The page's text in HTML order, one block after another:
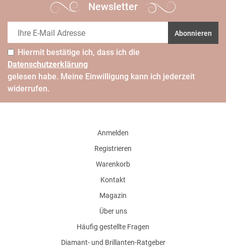
Newsletter
Abonnieren
Hiermit bestätige ich, dass ich die
Daten­schutz­erklärung
gelesen habe. Meine Einwilligung kann ich jederzeit
widerrufen.
Anmelden
Registrieren
Warenkorb
Kontakt
Magazin
Über uns
Häufig gestellte Fragen
Diamant- und Brillanten-Ratgeber